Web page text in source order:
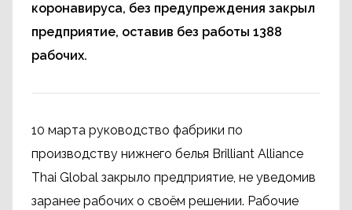
коронавируса, без предупреждения закрыл
предприятие, оставив без работы 1388
рабочих.
10 марта руководство фабрики по
производству нижнего белья Brilliant Alliance
Thai Global закрыло предприятие, не уведомив
заранее рабочих о своём решении. Рабочие